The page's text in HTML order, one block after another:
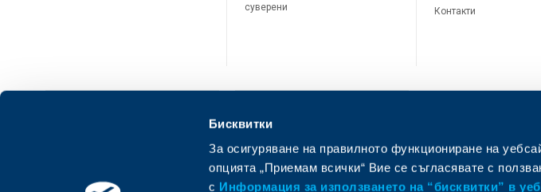
Бисквитки
За осигуряване на правилното функциониране на
опцията „Приемам всички“ Вие се съгласявате с
с Информация за използването на “бисквитки” в
суверени
Контакти
ОББ Мобайл